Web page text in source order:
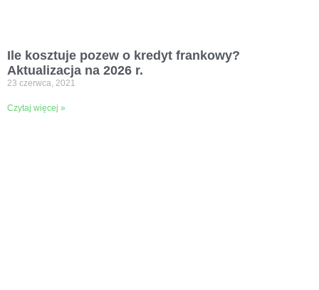
Ile kosztuje pozew o kredyt frankowy?
Aktualizacja na 2026 r.
23 czerwca, 2021
Czytaj więcej »